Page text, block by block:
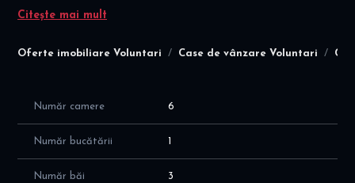
Oferte imobiliare Voluntari Case de vânzare Voluntari
intabulare! Se vinde la gri (structură, zidărie finalizate,
finisaje si dotarile dorite de d-stra!
terase, suprafata totala teren de 450 mp, cu o compartimentare
Citește mai mult
Număr camere 6
Număr bucătării 1
Număr băi 3